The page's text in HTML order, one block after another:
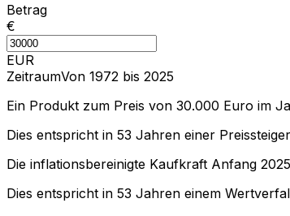
Betrag
€
EUR
ZeitraumVon 1972 bis 2025
Ein Produkt zum Preis von 30.000 Euro im
Dies entspricht in 53 Jahren einer
Die inflationsbereinigte Kaufkraft Anfang 2025
Dies entspricht in 53 Jahren einem